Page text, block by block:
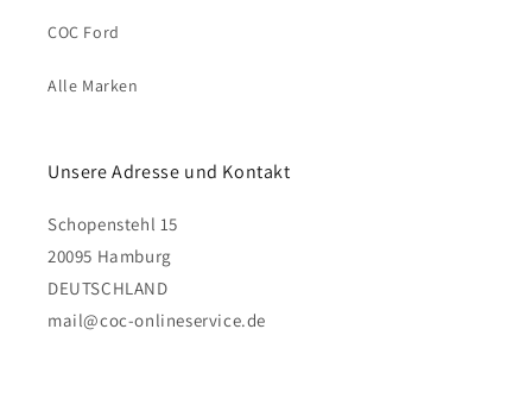
COC Ford
Alle Marken
Unsere Adresse und Kontakt
Schopenstehl 15
20095 Hamburg
DEUTSCHLAND
mail@coc-onlineservice.de